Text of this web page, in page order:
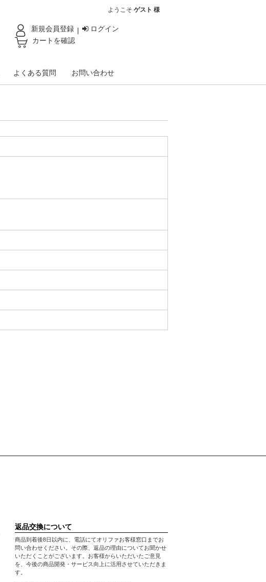
ようこそ ゲスト 様
新規会員登録
ログイン
カートを確認
よくある質問 お問い合わせ
返品交換について
商品到着後8日以内に、電話にてオリファお客様窓口までお
問い合わせください。その際、返品の理由についてお聞かせ
いただくことがございます。お客様からいただいたご意見
を、今後の商品開発・サービス向上に活用させていただきま
す。